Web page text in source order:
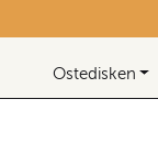
Ostedisken